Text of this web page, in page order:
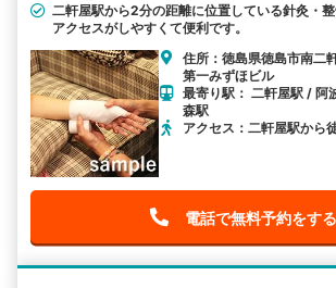
二軒屋駅から2分の距離に位置している針灸・
アクセスがしやすくて便利です。
住所：徳島県徳島市南二
第一みずほビル
最寄り駅： 二軒屋駅 / 阿
森駅
アクセス：二軒屋駅から
電話で無料予約をする